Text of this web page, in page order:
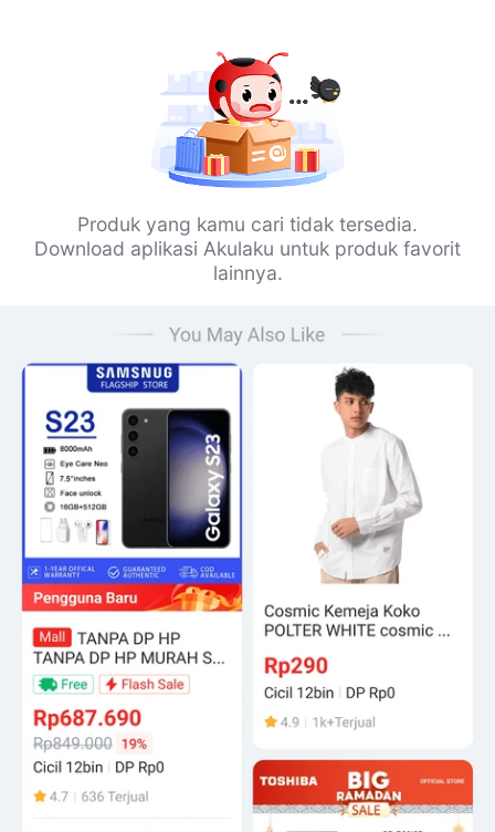
Produk yang kamu cari tidak tersedia.
Download aplikasi Akulaku untuk produk favorit
lainnya.